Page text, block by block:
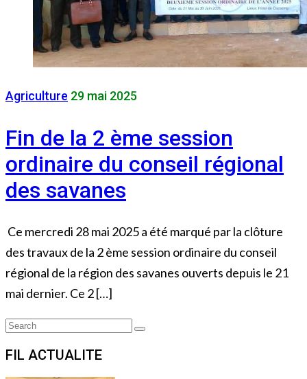
Agriculture 29 mai 2025
Fin de la 2 ème session
ordinaire du conseil régional
des savanes
Ce mercredi 28 mai 2025 a été marqué par la clôture
des travaux de la 2 ème session ordinaire du conseil
régional de la région des savanes ouverts depuis le 21
mai dernier. Ce 2 […]
Search
Search
FIL ACTUALITE